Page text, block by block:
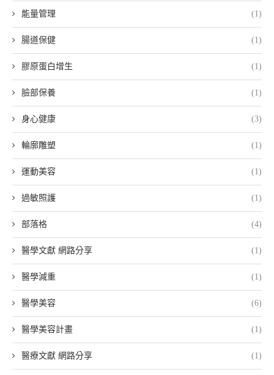
能量管理 (1)
腸道保健 (1)
膠原蛋白增生 (1)
臉部保養 (1)
身心健康 (3)
輪廓雕塑 (1)
運動美容 (1)
過敏照護 (1)
部落格 (4)
醫學文獻 網路分享 (1)
醫學減重 (1)
醫學美容 (6)
醫學美容計畫 (1)
醫療文獻 網路分享 (1)